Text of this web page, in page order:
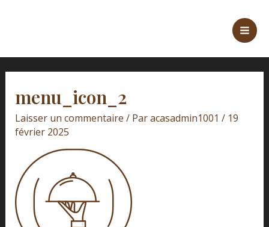
menu_icon_2
Laisser un commentaire / Paracasadmin1001 / 19
février 2025